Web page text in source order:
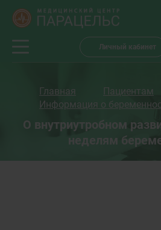
Личный кабинет
Главная
Пациентам
Информация о
О внутриутробном
неделям